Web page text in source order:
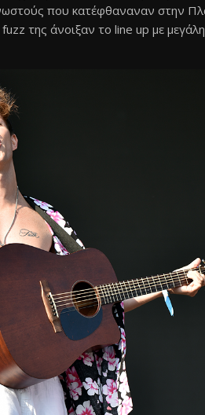
που κατέφθαναναν στην
της άνοιξαν το line up με μεγάλη